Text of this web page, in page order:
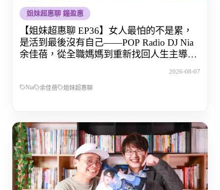
姐妹超惠聊 鐘盈惠
【姐妹超惠聊 EP36】女人最怕的不是累，
是活到最後沒有自己——POP Radio DJ Nia
余佳蓓，從全職媽媽到重新找回人生主導權
2026-08-07
Nia 余佳蓓 姐妹超惠聊